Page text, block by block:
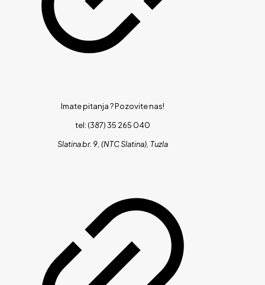
Imate pitanja ?Pozovite nas!
tel: (387) 35 265 040
Slatina br. 9, (NTC Slatina), Tuzla